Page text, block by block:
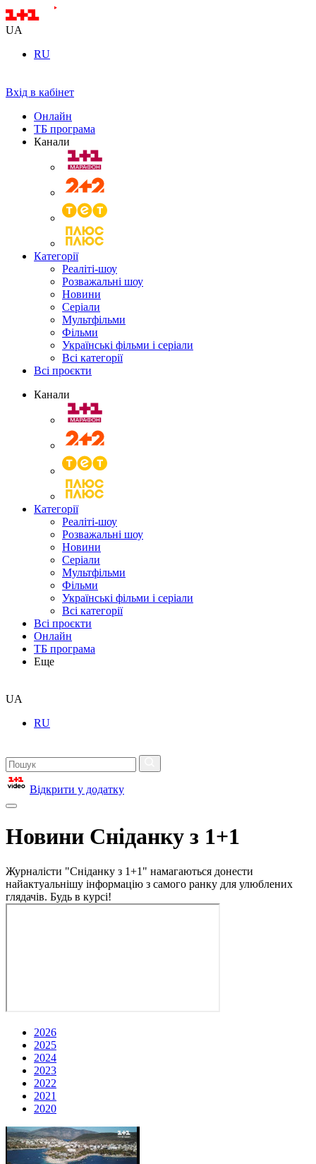
UA
RU
Вхід в кабінет
Онлайн
ТБ програма
Канали
Категорії
Реаліті-шоу
Розважальні шоу
Новини
Серіали
Мультфільми
Фільми
Українські фільми і серіали
Всі категорії
Всі проєкти
Канали
Категорії
Реаліті-шоу
Розважальні шоу
Новини
Серіали
Мультфільми
Фільми
Українські фільми і серіали
Всі категорії
Всі проєкти
Онлайн
ТБ програма
Еще
UA
RU
Відкрити у додатку
Новини Сніданку з 1+1
Журналісти "Сніданку з 1+1" намагаються донести
найактуальнішу інформацію з самого ранку для улюблених
глядачів. Будь в курсі!
2026
2025
2024
2023
2022
2021
2020